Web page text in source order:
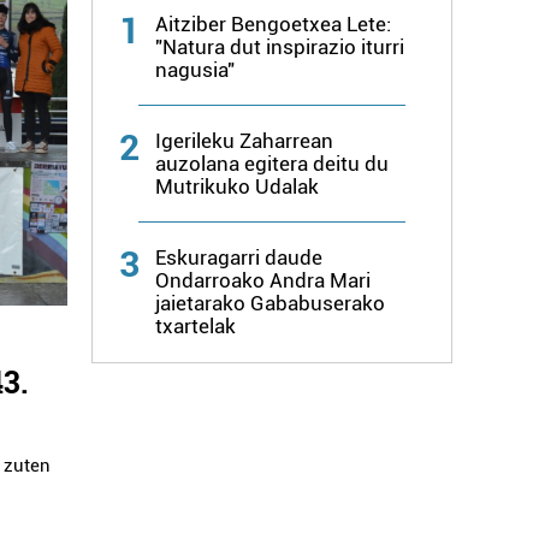
1
Aitziber Bengoetxea Lete:
"Natura dut inspirazio iturri
nagusia"
2
Igerileku Zaharrean
auzolana egitera deitu du
Mutrikuko Udalak
3
Eskuragarri daude
Ondarroako Andra Mari
jaietarako Gababuserako
txartelak